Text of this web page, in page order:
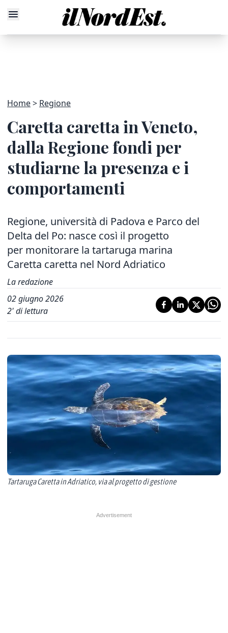
Home Regione
Caretta caretta in Veneto,
dalla Regione fondi per
studiarne la presenza e i
comportamenti
Regione, università di Padova e Parco del
Delta del Po: nasce così il progetto
per monitorare la tartaruga marina
Caretta caretta nel Nord Adriatico
La redazione
02 giugno 2026
2' di lettura
Tartaruga Caretta in Adriatico, via al progetto di gestione